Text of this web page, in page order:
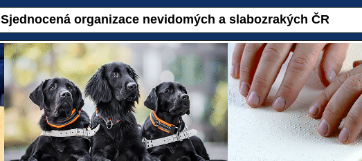
Sjednocená organizace nevidomých a slabozrakých ČR